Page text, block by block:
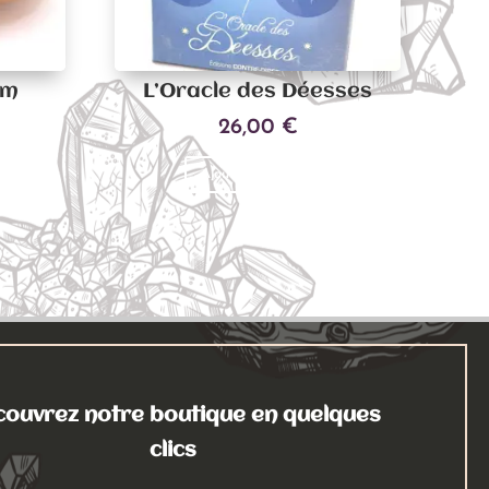
L’Oracle des Déesses
26,00 €
Ajouter au panier
notre boutique en quelques
clics